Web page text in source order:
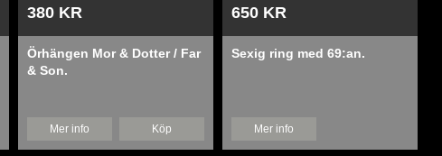
380 KR
Örhängen Mor & Dotter / Far
& Son.
Mer info Köp
650 KR
Sexig ring med 69:an.
Mer info